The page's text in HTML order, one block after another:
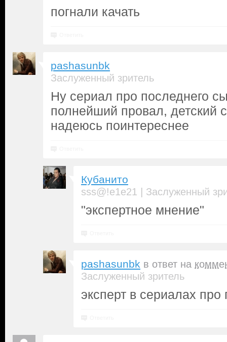
погнали качать
pashasunbk
Заслуженный зритель
Ну сериал про последнего
полнейший провал, детский
надеюсь поинтереснее
Кубанито
sss@!e1e21 | Заслуженный
"экспертное мнение"
pashasunbk в ответ на
Заслуженный зритель
эксперт в сериалах про